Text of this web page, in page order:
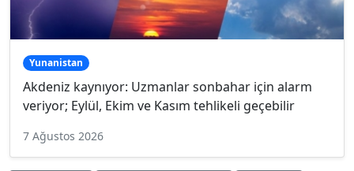
Yunanistan
Akdeniz kaynıyor: Uzmanlar sonbahar için alarm
veriyor; Eylül, Ekim ve Kasım tehlikeli geçebilir
7 Ağustos 2026